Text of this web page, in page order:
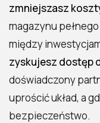
zmniejszasz
magazynu
między
zyskujesz dostęp
doświadczony
uprościć układ, a
bezpieczeństwo.